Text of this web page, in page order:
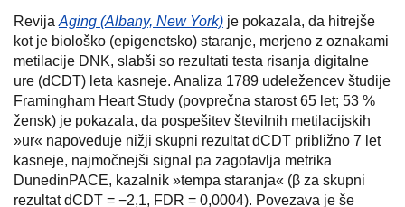
Revija Aging (Albany, New York) je pokazala, da hitrejše
kot je biološko (epigenetsko) staranje, merjeno z oznakami
metilacije DNK, slabši so rezultati testa risanja digitalne
ure (dCDT) leta kasneje. Analiza 1789 udeležencev študije
Framingham Heart Study (povprečna starost 65 let; 53 %
žensk) je pokazala, da pospešitev številnih metilacijskih
»ur« napoveduje nižji skupni rezultat dCDT približno 7 let
kasneje, najmočnejši signal pa zagotavlja metrika
DunedinPACE, kazalnik »tempa staranja« (β za skupni
rezultat dCDT = −2,1, FDR = 0,0004). Povezava je še